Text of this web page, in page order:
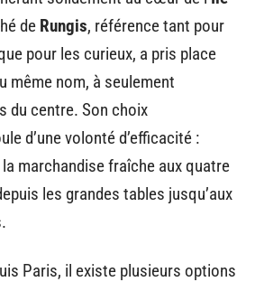
de Rungis, référence tant pour
pour les curieux, a pris place
même nom, à seulement
du centre. Son choix
d’une volonté d’efficacité :
marchandise fraîche aux quatre
les grandes tables jusqu’aux
Paris, il existe plusieurs options